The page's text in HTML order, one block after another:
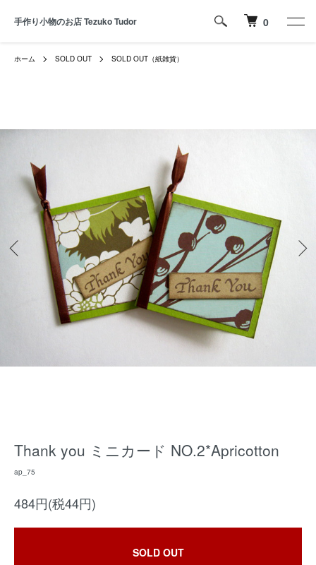
手作り小物のお店 Tezuko Tudor 0
ホーム SOLD OUT SOLD OUT（紙雑貨）
Thank you ミニカード NO.2*Apricotton
ap_75
484円(税44円)
SOLD OUT